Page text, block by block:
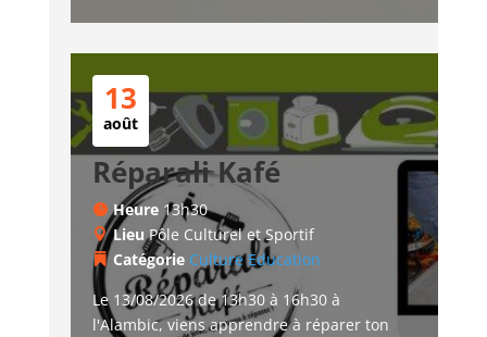
13
août
Réparali Kafé
Heure 13h30
LieuPôle Culturel et Sportif
Catégorie Culture Education
Le 13/08/2026 de 13h30 à 16h30 à
l'Alambic, viens apprendre à réparer ton